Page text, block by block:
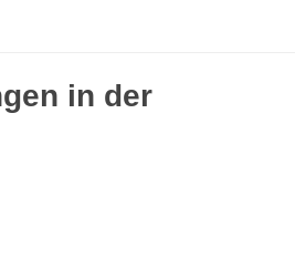
in der